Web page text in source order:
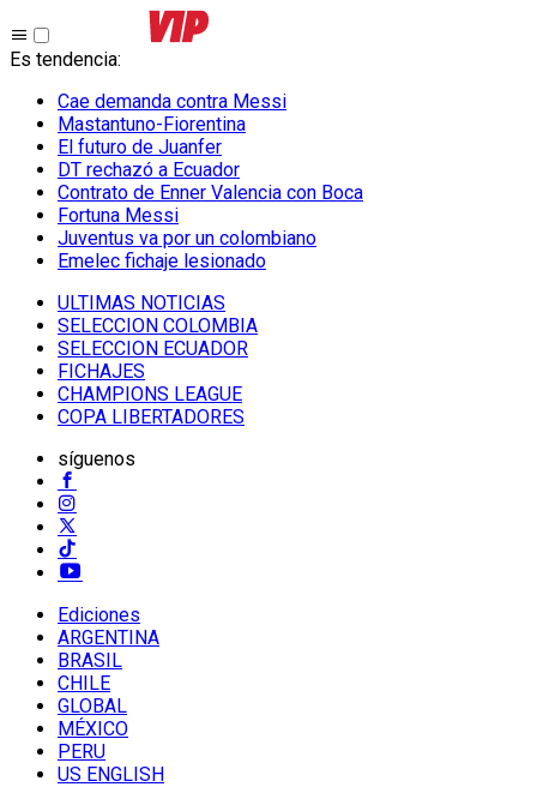
Es tendencia:
Cae demanda contra Messi
Mastantuno-Fiorentina
El futuro de Juanfer
DT rechazó a Ecuador
Contrato de Enner Valencia con Boca
Fortuna Messi
Juventus va por un colombiano
Emelec fichaje lesionado
ULTIMAS NOTICIAS
SELECCION COLOMBIA
SELECCION ECUADOR
FICHAJES
CHAMPIONS LEAGUE
COPA LIBERTADORES
síguenos
Ediciones
ARGENTINA
BRASIL
CHILE
GLOBAL
MÉXICO
PERU
US ENGLISH